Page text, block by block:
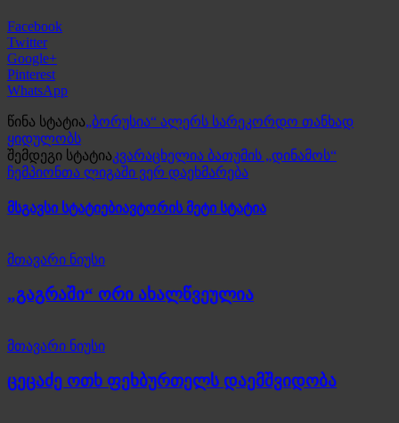
Facebook
Twitter
Google+
Pinterest
WhatsApp
წინა სტატია„ბორუსია“ ალერს სარეკორდო თანხად
ყიდულობს
შემდეგი სტატიაკვარაცხელია ბათუმის „დინამოს“
ჩემპიონთა ლიგაში ვერ დაეხმარება
მსგავსი სტატიებიავტორის მეტი სტატია
მთავარი ნიუსი
„გაგრაში“ ორი ახალწვეულია
მთავარი ნიუსი
ცეცაძე ოთხ ფეხბურთელს დაემშვიდობა